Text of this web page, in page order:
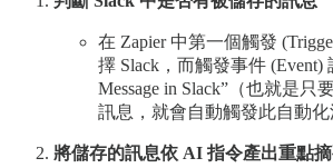
在 Zapier 中第一個觸發
擇 Slack，而觸發事件 (Event)
Message in Slack”（也就是只
訊息，就會自動觸發此自動化
將儲存的訊息依 AI 指令產出重點